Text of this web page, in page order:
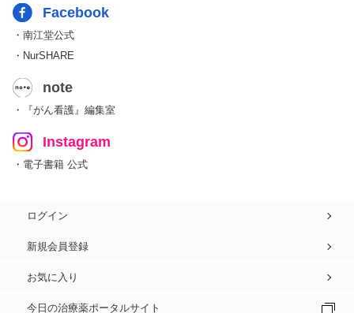
Facebook
・南江堂公式
・NurSHARE
note
・『がん看護』編集室
Instagram
・電子書籍 公式
ログイン
新規会員登録
お気に入り
今日の治療薬ポータルサイト